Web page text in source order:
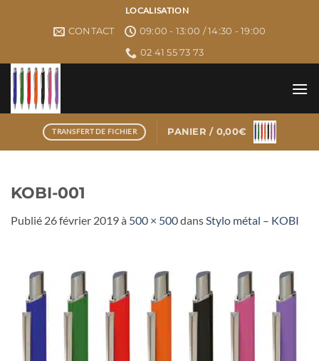
LOCALISATION
CONTACT
09:00 - 13:00 / 14:30 - 19:00
02 41 55 73 73
TRANSFERT DE FICHIER PANIER / 0,00€
KOBI-001
Publié 26 février 2019à 500 × 500dansStylo métal – KOBI